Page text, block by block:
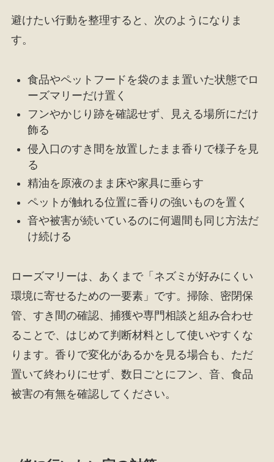
避けたい行動を整理すると、次のようになりま
す。
食品やペットフードを袋のまま置いた状態でロ
ーズマリーだけ置く
フンやかじり跡を確認せず、見える場所にだけ
飾る
侵入口のすき間を放置したまま香りで様子を見
る
精油を原液のまま床や家具に垂らす
ペットが触れる位置に香りの強いものを置く
音や被害が続いているのに何週間も同じ方法だ
け続ける
ローズマリーは、あくまで「ネズミが好みにくい
環境に寄せるための一要素」です。掃除、密閉保
管、すき間の確認、捕獲や専門相談と組み合わせ
ることで、はじめて判断材料として使いやすくな
ります。香りで変化があるかを見る場合も、ただ
置いて終わりにせず、数日ごとにフン、音、食品
被害の有無を確認してください。